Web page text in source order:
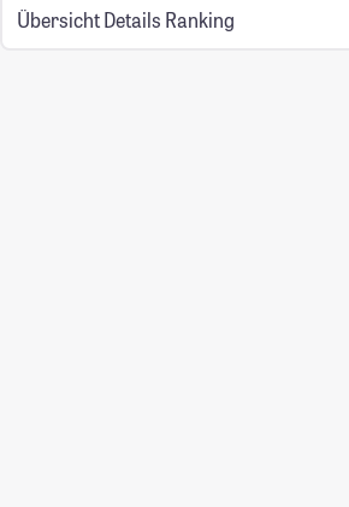
Übersicht Details Ranking